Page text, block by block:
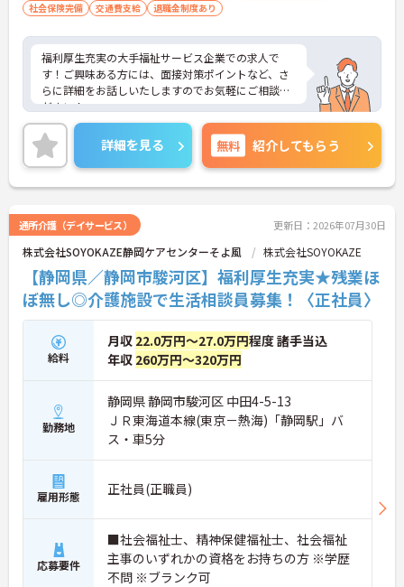
社会保険完備
交通費支給 退職金制度あり
福利厚生充実の大手福祉サービス企業での求人で
す！ご興味ある方には、面接対策ポイントなど、さ
らに詳細をお話しいたしますのでお気軽にご相談く
ださい！
詳細を見る 無料 紹介してもらう
通所介護（デイサービス） 更新日：2026年07月30日
株式会社SOYOKAZE静岡ケアセンターそよ風 株式会社SOYOKAZE
【静岡県／静岡市駿河区】福利厚生充実★残業ほ
ぼ無し◎介護施設で生活相談員募集！〈正社員〉
給料
月収 22.0万円～27.0万円程度 諸手当込
年収 260万円～320万円
勤務地
静岡県 静岡市駿河区 中田4-5-13
ＪＲ東海道本線(東京－熱海)「静岡駅」バ
ス・車5分
雇用形態 正社員(正職員)
応募要件
■社会福祉士、精神保健福祉士、社会福祉
主事のいずれかの資格をお持ちの方 ※学歴
不問 ※ブランク可